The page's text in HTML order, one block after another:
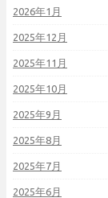
2026年1月
2025年12月
2025年11月
2025年10月
2025年9月
2025年8月
2025年7月
2025年6月